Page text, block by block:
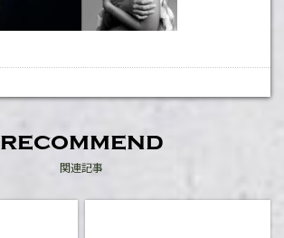
recommend
関連記事